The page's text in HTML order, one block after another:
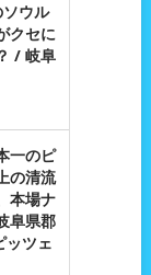
ウル
クセに
/ 岐阜
一のピ
の清流
本場ナ
阜県郡
ッツェ